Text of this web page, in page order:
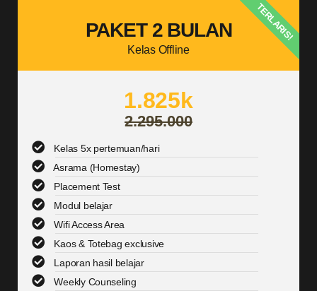
PAKET 2 BULAN
Kelas Offline
1.825k
2.295.000
Kelas 5x pertemuan/hari
Asrama (Homestay)
Placement Test
Modul belajar
Wifi Access Area
Kaos & Totebag exclusive
Laporan hasil belajar
Weekly Counseling
TERLARIS!